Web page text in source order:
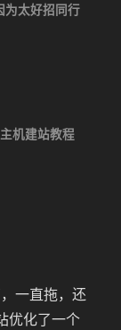
为太好招同行
机建站教程
一直拖，还
优化了一个